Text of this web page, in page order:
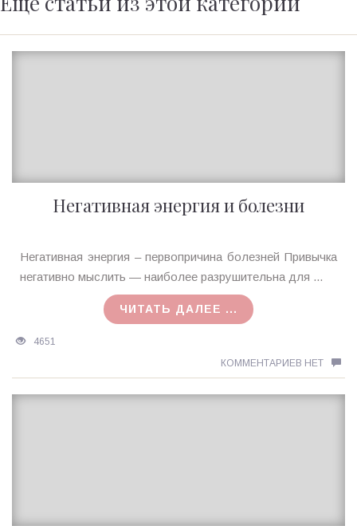
Негативная энергия и болезни
Ирина
MagicTantra
Негативная энергия – первопричина болезней Привычка
негативно мыслить — наиболее разрушительна для ...
ЧИТАТЬ ДАЛЕЕ ...
4651
КОММЕНТАРИЕВ НЕТ